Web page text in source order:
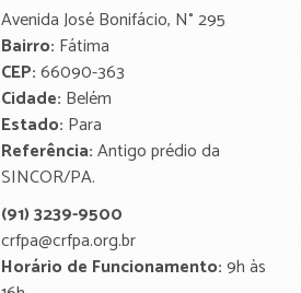
Avenida José Bonifácio, N° 295
Bairro: Fátima
CEP:66090-363
Cidade: Belém
Estado: Para
Referência:Antigo prédio da
SINCOR/PA.
(91) 3239-9500
crfpa@crfpa.org.br
Horário de Funcionamento:9h às